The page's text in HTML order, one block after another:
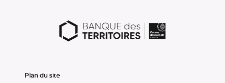
Plan du site